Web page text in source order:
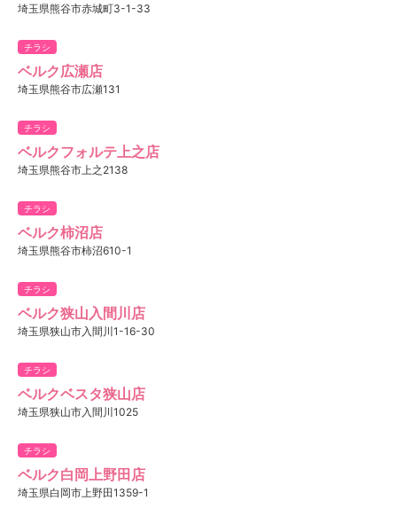
埼玉県熊谷市赤城町3-1-33
チラシ
ベルク広瀬店
埼玉県熊谷市広瀬131
チラシ
ベルクフォルテ上之店
埼玉県熊谷市上之2138
チラシ
ベルク柿沼店
埼玉県熊谷市柿沼610-1
チラシ
ベルク狭山入間川店
埼玉県狭山市入間川1-16-30
チラシ
ベルクベスタ狭山店
埼玉県狭山市入間川1025
チラシ
ベルク白岡上野田店
埼玉県白岡市上野田1359-1